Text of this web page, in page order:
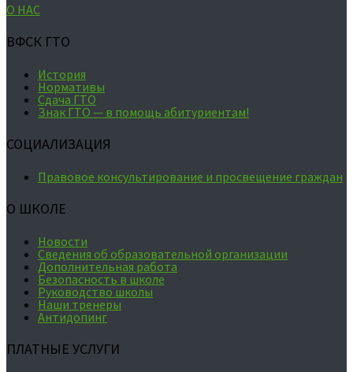
О НАС
ВФСК ГТО
История
Нормативы
Сдача ГТО
Знак ГТО — в помощь абитуриентам!
СОЦИАЛИЗАЦИЯ
Правовое консультирование и просвещение граждан
О ШКОЛЕ
Новости
Сведения об образовательной организации
Дополнительная работа
Безопасность в школе
Руководство школы
Наши тренеры
Антидопинг
ПЛАТНЫЕ УСЛУГИ